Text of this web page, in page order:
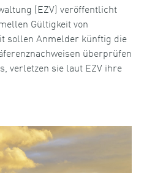
(EZV) veröffentlicht
Gültigkeit von
sollen Anmelder künftig die
überprüfen
verletzen sie laut EZV ihre